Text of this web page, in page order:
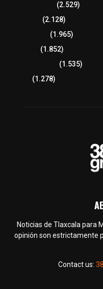
(2.529)
(2.128)
(1.965)
(1.852)
(1.535)
(1.278)
Noticias de Tlaxcala para
opinión son estrictamente
Contact us: